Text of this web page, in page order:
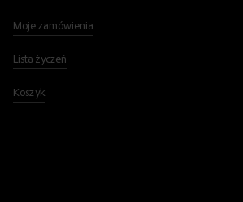
Moje zamówienia
Lista życzeń
Koszyk